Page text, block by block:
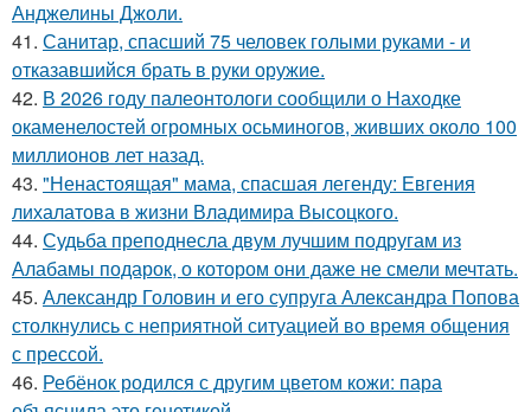
Анджелины Джоли.
41. Санитар, спасший 75 человек голыми руками - и
отказавшийся брать в руки оружие.
42. В 2026 году палеонтологи сообщили о Находке
окаменелостей огромных осьминогов, живших около 100
миллионов лет назад.
43. "Ненастоящая" мама, спасшая легенду: Евгения
лихалатова в жизни Владимира Высоцкого.
44. Судьба преподнесла двум лучшим подругам из
Алабамы подарок, о котором они даже не смели мечтать.
45. Александр Головин и его супруга Александра Попова
столкнулись с неприятной ситуацией во время общения
с прессой.
46. Ребёнок родился с другим цветом кожи: пара